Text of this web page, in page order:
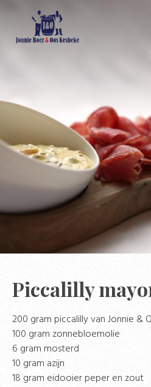
Piccalilly
200 gram piccalilly van Jonnie &
100 gram zonnebloemolie
6 gram mosterd
10 gram azijn
18 gram eidooier peper en zout